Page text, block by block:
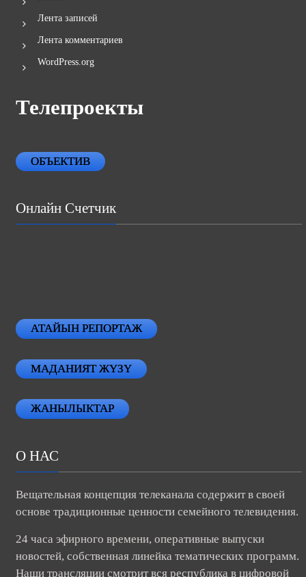
Лента записей
Лента комментариев
WordPress.org
Телепроекты
ОБЪЕКТИВ
Онлайн Счетчик
АТАЙЫН РЕПОРТАЖ
МАДАНИЯТ ЖҮЗҮ
ЖАНЫЛЫКТАР
О НАС
Вещательная концепция телеканала содержит в своей
основе традиционные ценности семейного телевидения.
24 часа эфирного времени, оперативные выпуски
новостей, собственная линейка тематических программ.
Наши трансляции смотрит вся республика в цифровой